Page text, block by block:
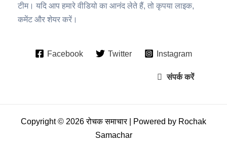
टीम। यदि आप हमारे वीडियो का आनंद लेते हैं, तो कृपया लाइक,
कमेंट और शेयर करें।
Facebook Twitter Instagram
संपर्क करें
Copyright © 2026 रोचक समाचार | Powered by Rochak
Samachar